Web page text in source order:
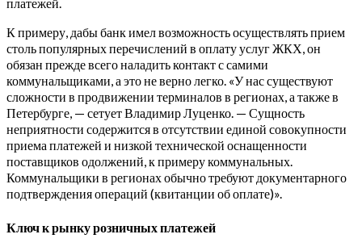
платежей.
К примеру, дабы банк имел возможность осуществлять прием
столь популярных перечислений в оплату услуг ЖКХ, он
обязан прежде всего наладить контакт с самими
коммунальщиками, а это не верно легко. «У нас существуют
сложности в продвижении терминалов в регионах, а также в
Петербурге, — сетует Владимир Луценко. — Сущность
неприятности содержится в отсутствии единой совокупности
приема платежей и низкой технической оснащенности
поставщиков одолжений, к примеру коммунальных.
Коммунальщики в регионах обычно требуют документарного
подтверждения операций (квитанции об оплате)».
Ключ к рынку розничных платежей